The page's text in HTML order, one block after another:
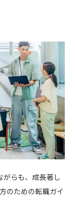
がらも、成長著し
のための転職ガイ